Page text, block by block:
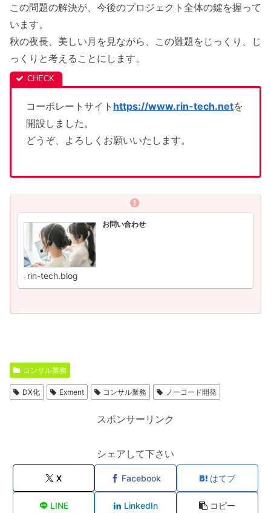
この問題の解決が、今後のプロジェクト全体の鍵を握って
います。
秋の夜長、美しい月を見ながら、この難題をじっくり、じ
っくりと考えることにします。
コーポレートサイト https://www.rin-tech.netを
開設しました。
どうぞ、よろしくお願いいたします。
お問い合わせ
rin-tech.blog
コンサル業務
DX化 Exment コンサル業務 ノーコード開発
スポンサーリンク
シェアして下さい
X Facebook はてブ
LINE LinkedIn コピー